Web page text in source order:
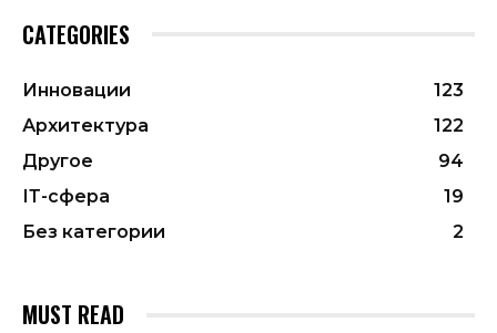
CATEGORIES
Инновации
123
Архитектура
122
Другое
94
ІТ-сфера
19
Без категории
2
MUST READ